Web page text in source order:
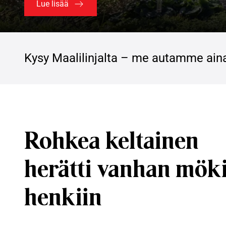
Lue lisää
Kysy Maalilinjalta – me autamme
Rohkea keltainen
herätti vanhan
henkiin